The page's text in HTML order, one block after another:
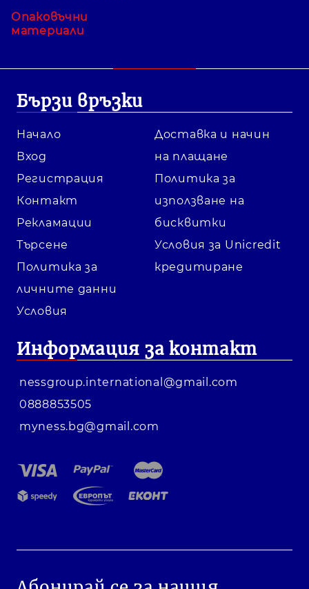
Опаковъчни
материали
Бързи връзки
Начало
Вход
Регистрация
Контакт
Рекламации
Търсене
Политика за
личните данни
Условия
Доставка и начин
на плащане
Политика за
използване на
бисквитки
Условия за Unicredit
кредитиране
Информация за контакт
nessgroup.international@gmail.com
0888853505
myness.bg@gmail.com